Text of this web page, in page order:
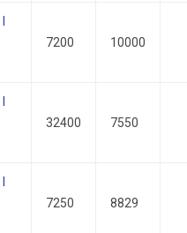
7200 10000
32400 7550
7250 8829